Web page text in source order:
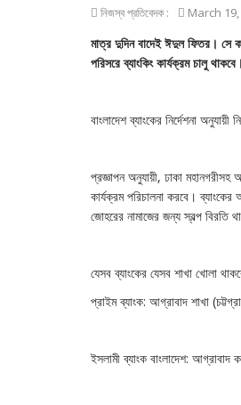
নিজস্ব প্রতিবেদক : March
মাত্র দুদিন বাদেই ঈদুল ফিতর। সে
পরিসরে ব্যাংকিং কার্যক্রম চালু থাকবে।
বাংলাদেশ ব্যাংকের নির্দেশনা
প্রজ্ঞাপন অনুযায়ী, ঢাকা মহানগরীসহ
কার্যক্রম পরিচালনা করবে।
জোহরের নামাজের জন্য স্বল্প বিরতি
যেসব ব্যাংকের যেসব শাখা খোলা
প্রাইম ব্যাংক: আগ্রাবাদ শাখা
ইসলামী ব্যাংক বাংলাদেশ: